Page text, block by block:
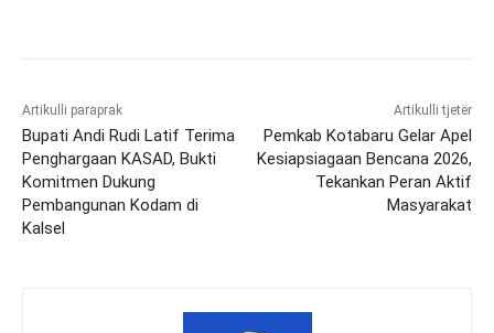
Artikulli paraprak
Bupati Andi Rudi Latif Terima
Penghargaan KASAD, Bukti
Komitmen Dukung
Pembangunan Kodam di
Kalsel
Artikulli tjetër
Pemkab Kotabaru Gelar Apel
Kesiapsiagaan Bencana 2026,
Tekankan Peran Aktif
Masyarakat